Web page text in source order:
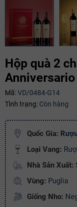
Hộp quà 2
Anniversario
Mã:VD/0484-G14
Tình trạng: Còn hàng
Quốc Gia:
Loại Vang:
Nhà Sản Xuất:
Vùng: Puglia
Giống Nho:
Mã giảm giá:
Điều kiện: